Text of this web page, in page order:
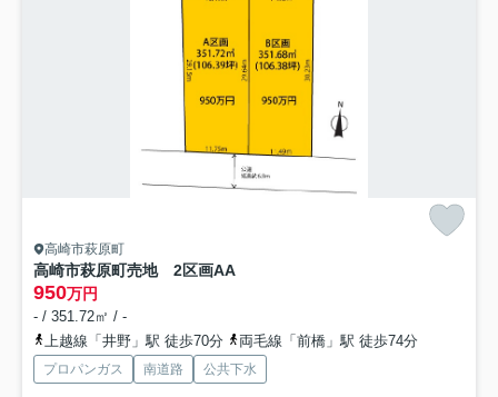
高崎市萩原町
高崎市萩原町売地 2区画AA
950万円
- / 351.72㎡ / -
上越線「井野」駅 徒歩70分
両毛線「前橋」駅 徒歩74分
プロパンガス 南道路 公共下水